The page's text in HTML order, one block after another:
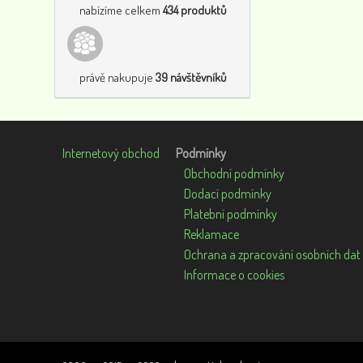
nabízíme celkem434 produktů
právě nakupuje39 návštěvníků
Internetový obchod
Podmínky
Obchodní podmínky
Dodací podmínky
Platební podmínky
Reklamace
Ochrana a zpracování osobních dat
Informace o cookies